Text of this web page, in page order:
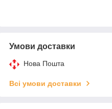
Умови доставки
Нова Пошта
Всі умови доставки